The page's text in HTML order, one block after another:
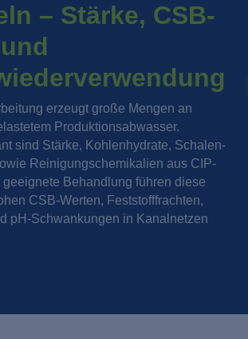
– Stärke, CSB-
erzeugt große Mengen an
Produktionsabwasser.
sind Stärke, Kohlenhydrate, Schalen-
Reinigungschemikalien aus CIP-
geeignete Behandlung führen diese
CSB-Werten, Feststofffrachten,
pH-Schwankungen in Kanalnetzen